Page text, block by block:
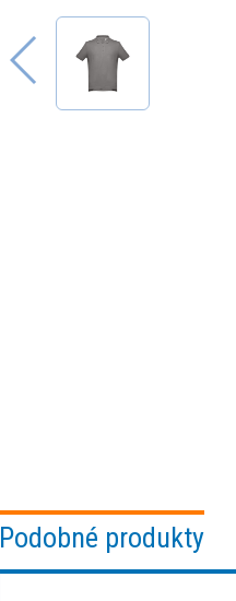
Podobné produkty